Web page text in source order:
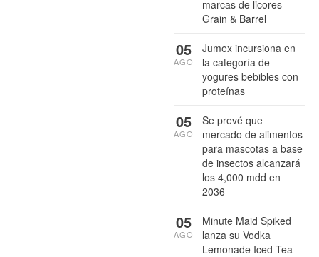
marcas de licores
Grain & Barrel
Jumex incursiona en
la categoría de
yogures bebibles con
proteínas
05
AGO
Se prevé que
mercado de alimentos
para mascotas a base
de insectos alcanzará
los 4,000 mdd en
2036
05
AGO
Minute Maid Spiked
lanza su Vodka
Lemonade Iced Tea
05
AGO